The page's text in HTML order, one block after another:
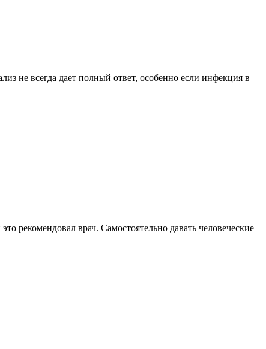
не всегда дает полный ответ, особенно если инфекция в
рекомендовал врач. Самостоятельно давать человеческие